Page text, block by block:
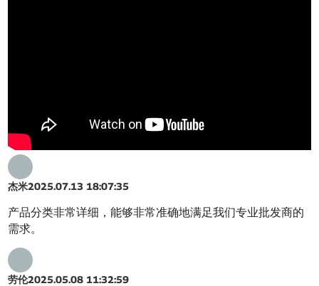
杰米2025.07.13 18:07:35
产品分类非常详细，能够非常准确地满足我们专业批发商的
需求。
劳伦2025.05.08 11:32:59